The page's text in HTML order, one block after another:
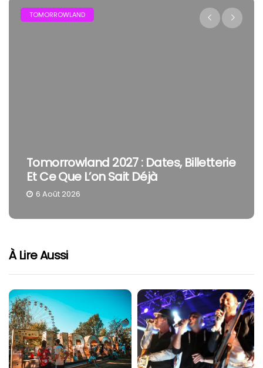
TOMORROWLAND
Tomorrowland 2027 : Dates, Billetterie
Et Ce Que L’on Sait Déjà
6 Août 2026
À Lire Aussi